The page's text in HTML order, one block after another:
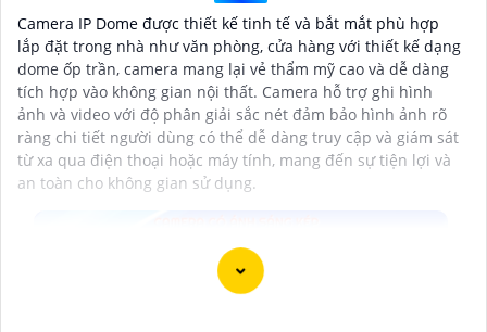
Camera IP Dome được thiết kế tinh tế và bắt mắt phù hợp
lắp đặt trong nhà như văn phòng, cửa hàng với thiết kế dạng
dome ốp trần, camera mang lại vẻ thẩm mỹ cao và dễ dàng
tích hợp vào không gian nội thất. Camera hỗ trợ ghi hình
ảnh và video với độ phân giải sắc nét đảm bảo hình ảnh rõ
ràng chi tiết người dùng có thể dễ dàng truy cập và giám sát
từ xa qua điện thoại hoặc máy tính, mang đến sự tiện lợi và
an toàn cho không gian sử dụng.